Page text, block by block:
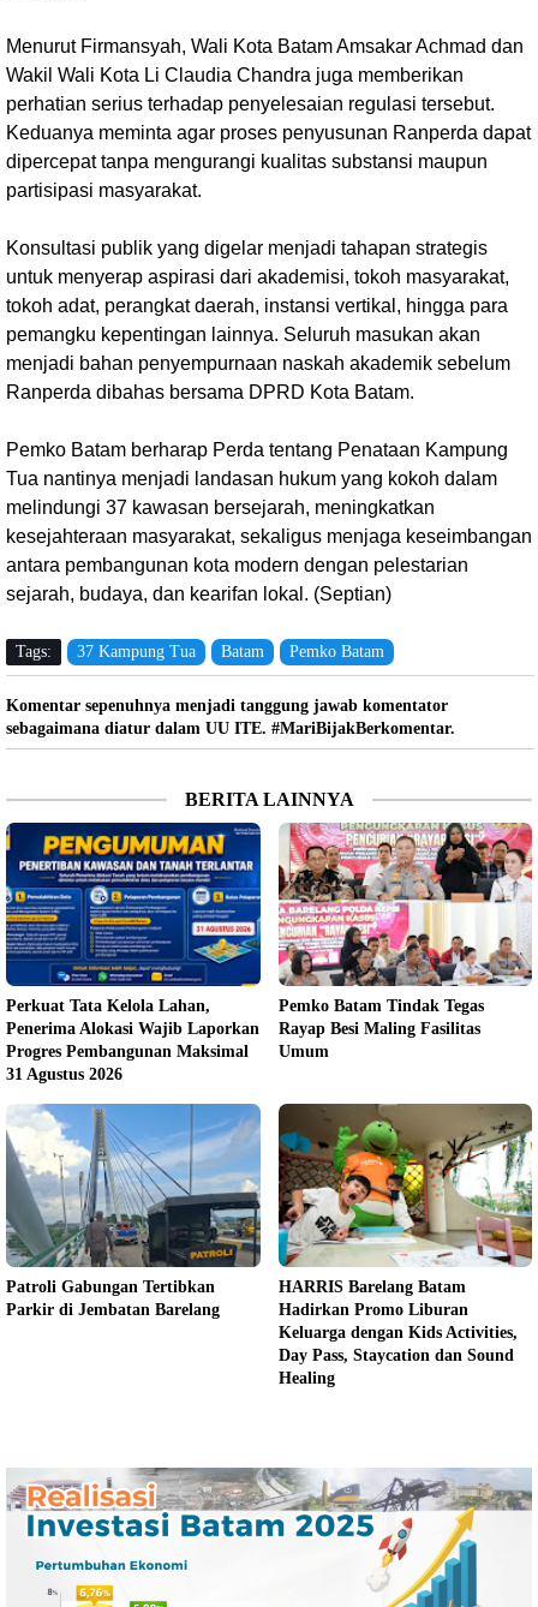
Menurut Firmansyah, Wali Kota Batam Amsakar Achmad dan
Wakil Wali Kota Li Claudia Chandra juga memberikan
perhatian serius terhadap penyelesaian regulasi tersebut.
Keduanya meminta agar proses penyusunan Ranperda dapat
dipercepat tanpa mengurangi kualitas substansi maupun
partisipasi masyarakat.
Konsultasi publik yang digelar menjadi tahapan strategis
untuk menyerap aspirasi dari akademisi, tokoh masyarakat,
tokoh adat, perangkat daerah, instansi vertikal, hingga para
pemangku kepentingan lainnya. Seluruh masukan akan
menjadi bahan penyempurnaan naskah akademik sebelum
Ranperda dibahas bersama DPRD Kota Batam.
Pemko Batam berharap Perda tentang Penataan Kampung
Tua nantinya menjadi landasan hukum yang kokoh dalam
melindungi 37 kawasan bersejarah, meningkatkan
kesejahteraan masyarakat, sekaligus menjaga keseimbangan
antara pembangunan kota modern dengan pelestarian
sejarah, budaya, dan kearifan lokal. (Septian)
Tags: 37 Kampung Tua Batam Pemko Batam
Komentar sepenuhnya menjadi tanggung jawab komentator
sebagaimana diatur dalam UU ITE. #MariBijakBerkomentar.
BERITA LAINNYA
Perkuat Tata Kelola Lahan,
Penerima Alokasi Wajib Laporkan
Progres Pembangunan Maksimal
31 Agustus 2026
Pemko Batam Tindak Tegas
Rayap Besi Maling Fasilitas
Umum
Patroli Gabungan Tertibkan
Parkir di Jembatan Barelang
HARRIS Barelang Batam
Hadirkan Promo Liburan
Keluarga dengan Kids Activities,
Day Pass, Staycation dan Sound
Healing